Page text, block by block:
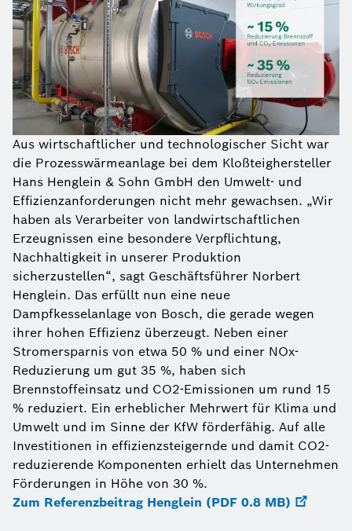
Aus wirtschaftlicher und technologischer Sicht war
die Prozesswärmeanlage bei dem Kloßteighersteller
Hans Henglein & Sohn GmbH den Umwelt- und
Effizienzanforderungen nicht mehr gewachsen. „Wir
haben als Verarbeiter von landwirtschaftlichen
Erzeugnissen eine besondere Verpflichtung,
Nachhaltigkeit in unserer Produktion
sicherzustellen“, sagt Geschäftsführer Norbert
Henglein. Das erfüllt nun eine neue
Dampfkesselanlage von Bosch, die gerade wegen
ihrer hohen Effizienz überzeugt. Neben einer
Stromersparnis von etwa 50 % und einer NOx-
Reduzierung um gut 35 %, haben sich
Brennstoffeinsatz und CO2-Emissionen um rund 15
% reduziert. Ein erheblicher Mehrwert für Klima und
Umwelt und im Sinne der KfW förderfähig. Auf alle
Investitionen in effizienzsteigernde und damit CO2-
reduzierende Komponenten erhielt das Unternehmen
Förderungen in Höhe von 30 %.
Zum Referenzbeitrag Henglein (PDF 0.8 MB)